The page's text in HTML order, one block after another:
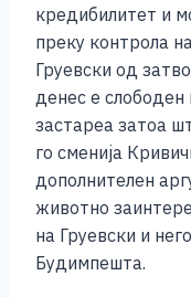
кредибилитет и
преку контрола
Груевски од
денес е слободен
застареа затоа
го сменија
дополнителен
животно
на Груевски и
Будимпешта.